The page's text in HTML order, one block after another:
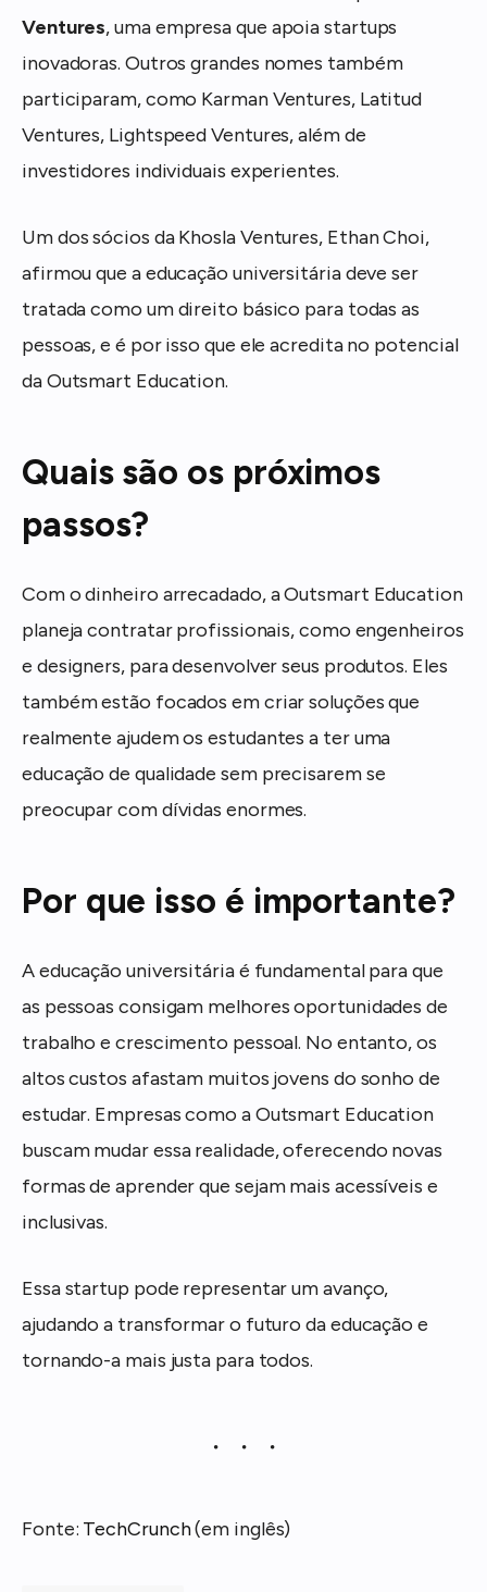
Ventures, uma empresa que apoia startups
inovadoras. Outros grandes nomes também
participaram, como Karman Ventures, Latitud
Ventures, Lightspeed Ventures, além de
investidores individuais experientes.
Um dos sócios da Khosla Ventures, Ethan Choi,
afirmou que a educação universitária deve ser
tratada como um direito básico para todas as
pessoas, e é por isso que ele acredita no potencial
da Outsmart Education.
Quais são os próximos
passos?
Com o dinheiro arrecadado, a Outsmart Education
planeja contratar profissionais, como engenheiros
e designers, para desenvolver seus produtos. Eles
também estão focados em criar soluções que
realmente ajudem os estudantes a ter uma
educação de qualidade sem precisarem se
preocupar com dívidas enormes.
Por que isso é importante?
A educação universitária é fundamental para que
as pessoas consigam melhores oportunidades de
trabalho e crescimento pessoal. No entanto, os
altos custos afastam muitos jovens do sonho de
estudar. Empresas como a Outsmart Education
buscam mudar essa realidade, oferecendo novas
formas de aprender que sejam mais acessíveis e
inclusivas.
Essa startup pode representar um avanço,
ajudando a transformar o futuro da educação e
tornando-a mais justa para todos.
Fonte: TechCrunch(em inglês)